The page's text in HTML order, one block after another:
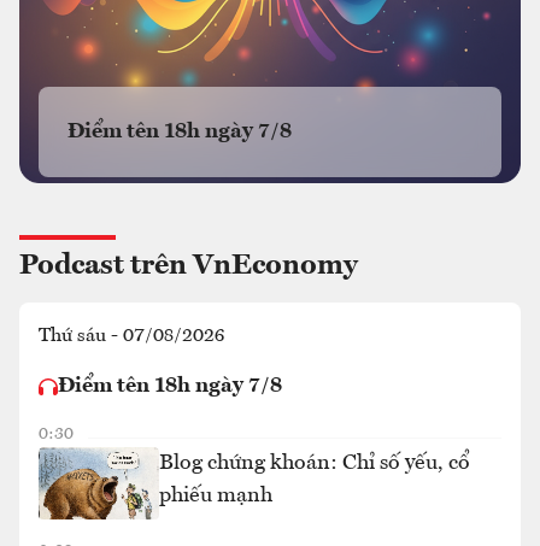
Điểm tên 18h ngày 7/8
Podcast trên VnEconomy
Thứ sáu - 07/08/2026
Điểm tên 18h ngày 7/8
0:30
Blog chứng khoán: Chỉ số yếu, cổ
phiếu mạnh